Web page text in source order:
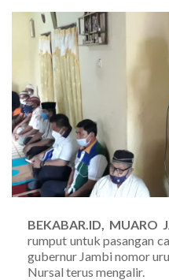
BEKABAR.ID, MUARO
rumput untuk pasangan
gubernur Jambi nomor
Nursal terus mengalir.